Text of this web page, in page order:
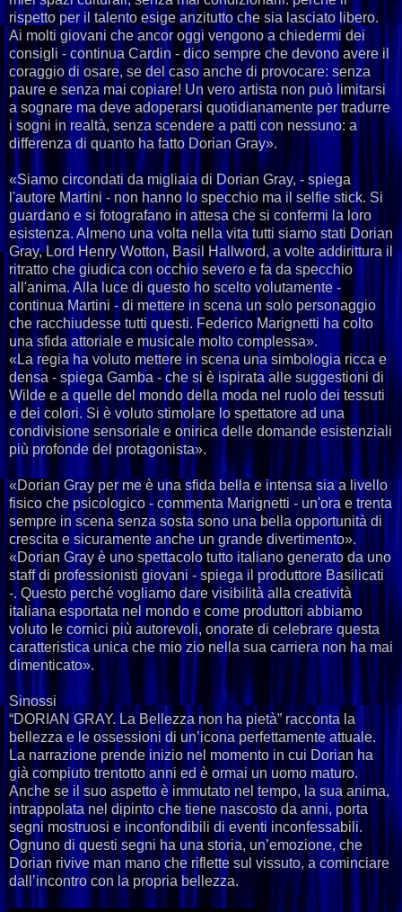
rispetto per il talento esige anzitutto che sia lasciato libero.
Ai molti giovani che ancor oggi vengono a chiedermi dei
consigli - continua Cardin - dico sempre che devono avere il
coraggio di osare, se del caso anche di provocare: senza
paure e senza mai copiare! Un vero artista non può limitarsi
a sognare ma deve adoperarsi quotidianamente per tradurre
i sogni in realtà, senza scendere a patti con nessuno: a
differenza di quanto ha fatto Dorian Gray».
«Siamo circondati da migliaia di Dorian Gray, - spiega
l'autore Martini - non hanno lo specchio ma il selfie stick. Si
guardano e si fotografano in attesa che si confermi la loro
esistenza. Almeno una volta nella vita tutti siamo stati Dorian
Gray, Lord Henry Wotton, Basil Hallword, a volte addirittura il
ritratto che giudica con occhio severo e fa da specchio
all'anima. Alla luce di questo ho scelto volutamente -
continua Martini - di mettere in scena un solo personaggio
che racchiudesse tutti questi. Federico Marignetti ha colto
una sfida attoriale e musicale molto complessa».
«La regia ha voluto mettere in scena una simbologia ricca e
densa - spiega Gamba - che si è ispirata alle suggestioni di
Wilde e a quelle del mondo della moda nel ruolo dei tessuti
e dei colori. Si è voluto stimolare lo spettatore ad una
condivisione sensoriale e onirica delle domande esistenziali
più profonde del protagonista».
«Dorian Gray per me è una sfida bella e intensa sia a livello
fisico che psicologico - commenta Marignetti - un'ora e trenta
sempre in scena senza sosta sono una bella opportunità di
crescita e sicuramente anche un grande divertimento».
«Dorian Gray è uno spettacolo tutto italiano generato da uno
staff di professionisti giovani - spiega il produttore Basilicati
-. Questo perché vogliamo dare visibilità alla creatività
italiana esportata nel mondo e come produttori abbiamo
voluto le cornici più autorevoli, onorate di celebrare questa
caratteristica unica che mio zio nella sua carriera non ha mai
dimenticato».
Sinossi
“DORIAN GRAY. La Bellezza non ha pietà” racconta la
bellezza e le ossessioni di un’icona perfettamente attuale.
La narrazione prende inizio nel momento in cui Dorian ha
già compiuto trentotto anni ed è ormai un uomo maturo.
Anche se il suo aspetto è immutato nel tempo, la sua anima,
intrappolata nel dipinto che tiene nascosto da anni, porta
segni mostruosi e inconfondibili di eventi inconfessabili.
Ognuno di questi segni ha una storia, un’emozione, che
Dorian rivive man mano che riflette sul vissuto, a cominciare
dall’incontro con la propria bellezza.